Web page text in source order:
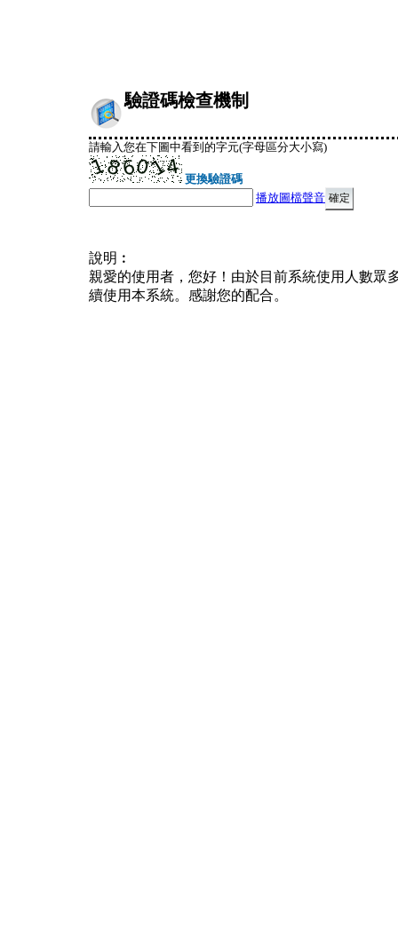
驗證碼檢查機制
請輸入您在下圖中看到的字元(字母區分大小寫)
更換驗證碼
播放圖檔聲音
說明︰
親愛的使用者，您好！由於目前系統使用人數眾
續使用本系統。感謝您的配合。